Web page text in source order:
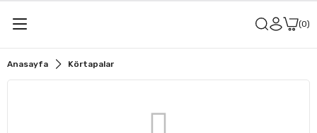
0
Anasayfa Körtapalar